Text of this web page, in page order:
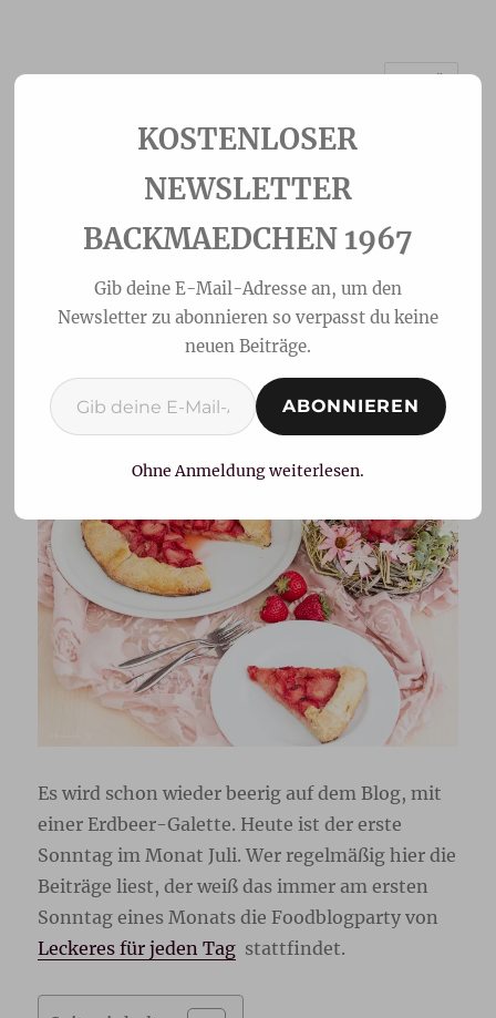
Erdbeer-Galette
Es wird schon wieder beerig auf dem Blog, mit
einer Erdbeer-Galette. Heute ist der erste
Sonntag im Monat Juli. Wer regelmäßig hier die
Beiträge liest, der weiß das immer am ersten
Sonntag eines Monats die Foodblogparty von
Leckeres für jeden Tag stattfindet.
NEWSLETTER
BACKMAEDCHEN 1967
Gib deine E-Mail-Adresse an, um den
Newsletter zu abonnieren so verpasst du keine
neuen Beiträge.
Gib deine E-Mail-Adresse ein ...
ABONNIEREN
Ohne Anmeldung weiterlesen.